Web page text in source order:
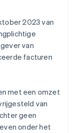
2023 van
van
facturen
met een omzet
van
geen
onder het